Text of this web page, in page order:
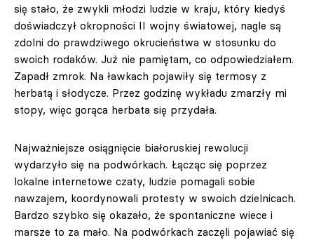
się stało, że zwykli młodzi ludzie w kraju, który kiedyś
doświadczył okropności II wojny światowej, nagle są
zdolni do prawdziwego okrucieństwa w stosunku do
swoich rodaków. Już nie pamiętam, co odpowiedziałem.
Zapadł zmrok. Na ławkach pojawiły się termosy z
herbatą i słodycze. Przez godzinę wykładu zmarzły mi
stopy, więc gorąca herbata się przydała.
Najważniejsze osiągnięcie białoruskiej rewolucji
wydarzyło się na podwórkach. Łącząc się poprzez
lokalne internetowe czaty, ludzie pomagali sobie
nawzajem, koordynowali protesty w swoich dzielnicach.
Bardzo szybko się okazało, że spontaniczne wiece i
marsze to za mało. Na podwórkach zaczęli pojawiać się